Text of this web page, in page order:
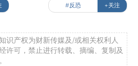
#反恐 +关注
识产权为财新传媒及/或相关权利人
许可，禁止进行转载、摘编、复制及